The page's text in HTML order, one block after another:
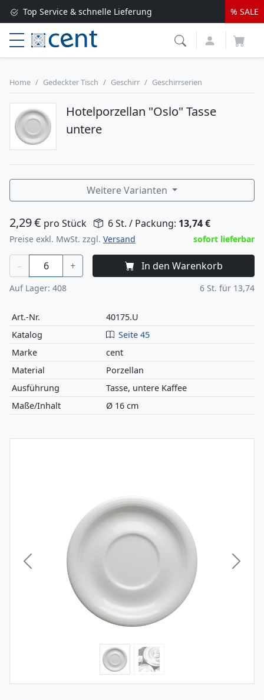
Top Service & schnelle Lieferung
Versandkostenfrei ab 250 EUR*
Lieferung nur 1-2 Werktage
% SALE
Home Gedeckter Tisch Geschirr Geschirrserien
Hotelporzellan "Oslo" Tasse
untere
Weitere Varianten
2,29€ pro Stück 6 St. / Packung: 13,74€
Preise exkl. MwSt. zzgl. Versand sofort lieferbar
– + In den Warenkorb
Auf Lager: 408 6 St. für 13,74
Art.-Nr.
40175.U
Katalog
Seite 45
Marke
cent
Material
Porzellan
Ausführung
Tasse, untere Kaffee
Maße/Inhalt
Ø 16 cm
Vorheriges Bild